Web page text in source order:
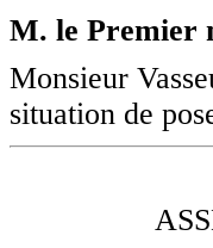
M. le Premier
Monsieur
situation de